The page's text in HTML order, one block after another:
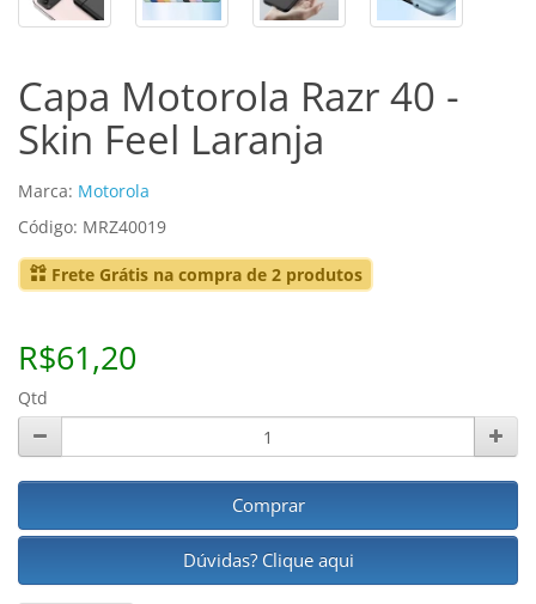
Capa Motorola Razr 40 -
Skin Feel Laranja
Marca: Motorola
Código: MRZ40019
Frete Grátis na compra de 2 produtos
R$61,20
Qtd
Comprar
Dúvidas? Clique aqui